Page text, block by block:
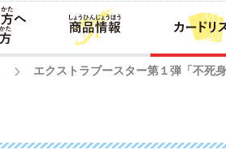
エクストラブースター第１弾「不死